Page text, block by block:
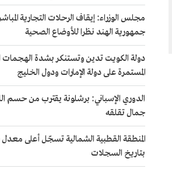
مجلس الوزراء: إيقاف الرحلات التجارية
جمهورية الهند نظرا للأوضاع الصحية
دولة الكويت تدين وتستنكر بشدة الهجمات
المستمرة على دولة الإمارات ودول الخليج
الدوري الإسباني: برشلونة يقترب من حسم
جمال تقلقه
المنطقة القطبية الشمالية تسجّل أعلى
بتاريخ السجلات